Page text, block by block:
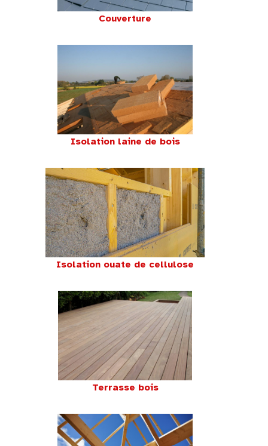
Couverture
Isolation laine de bois
Isolation ouate de cellulose
Terrasse bois